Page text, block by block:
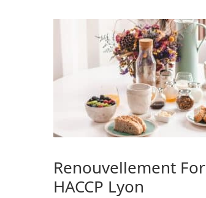
Renouvellement
HACCP Lyon